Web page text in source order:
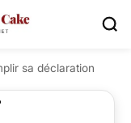
sa déclaration